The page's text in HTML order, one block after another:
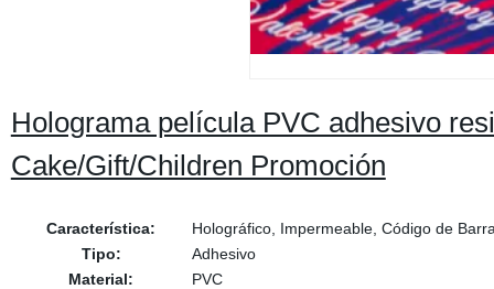
Holograma película PVC adhesivo
Cake/Gift/Children Promoción
Característica:
Holográfico, Impermeable, Código de
Tipo:
Adhesivo
Material:
PVC